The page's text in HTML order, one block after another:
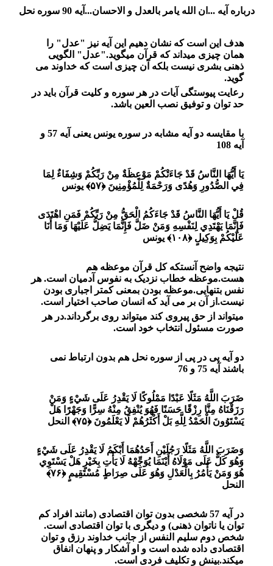
درباره آیه ...ان الله یامر بالعدل و الاحسان...آیه 90 سوره نحل
هدف این است که نشان دهیم این آیه نیز "عدل" را
همان چیزی میداند که قرآن میگوید."عدل" الگویی
ذهنی بشری نیست بلکه آن چیزی است که خداوند می
گوید.
رعایت پیوستگی آیات در هر سوره و کلیت قرآن باید در
حد توان و توفیق نصب العین باشد.
با مقایسه دو آیه مشابه در سوره یونس یعنی آیه 57 و
آیه 108
يَا أَيُّهَا النَّاسُ قَدْ جَاءَتْكُمْ مَوْعِظَةٌ مِنْ رَبِّكُمْ وَشِفَاءٌ لِمَا
فِي الصُّدُورِ وَهُدًى وَرَحْمَةٌ لِلْمُؤْمِنِينَ ﴿۵۷﴾ یونس
قُلْ يَا أَيُّهَا النَّاسُ قَدْ جَاءَكُمُ الْحَقُّ مِنْ رَبِّكُمْ فَمَنِ اهْتَدَى
فَإِنَّمَا يَهْتَدِي لِنَفْسِهِ وَمَنْ ضَلَّ فَإِنَّمَا يَضِلُّ عَلَيْهَا وَمَا أَنَا
عَلَيْكُمْ بِوَكِيلٍ ﴿۱۰۸﴾ یونس
نتیجه واضح آنستکه کل قرآن موعظه هم
هست.موعظه خطاب نزدیک به نفوس آدمیان است. هر
نفس بتنهایی.موعظه بودن بمعنی کمتر اجباری بودن
نیست.از آن بر می آید که انسان صاحب اختیار است.
میتواند از حق پیروی کند میتواند روی برگرداند.در هر
صورت مسئول انتخاب خود است.
دو آیه پی در پی از سوره نحل هم بدون ارتباط نمی
باشند آیه 75 و 76
ضَرَبَ اللَّهُ مَثَلًا عَبْدًا مَمْلُوكًا لَا يَقْدِرُ عَلَى شَيْءٍ وَمَنْ
رَزَقْنَاهُ مِنَّا رِزْقًا حَسَنًا فَهُوَ يُنْفِقُ مِنْهُ سِرًّا وَجَهْرًا هَلْ
يَسْتَوُونَ الْحَمْدُ لِلَّهِ بَلْ أَكْثَرُهُمْ لَا يَعْلَمُونَ ﴿۷۵﴾
النحل
وَضَرَبَ اللَّهُ مَثَلًا رَجُلَيْنِ أَحَدُهُمَا أَبْكَمُ لَا يَقْدِرُ عَلَى شَيْءٍ
وَهُوَ كَلٌّ عَلَى مَوْلَاهُ أَيْنَمَا يُوَجِّهْهُ لَا يَأْتِ بِخَيْرٍ هَلْ يَسْتَوِي
هُوَ وَمَنْ يَأْمُرُ بِالْعَدْلِ وَهُوَ عَلَى صِرَاطٍ مُسْتَقِيمٍ ﴿۷۶﴾
النحل
در آیه 57 شخصی بدون توان اقتصادی (مانند افراد کم
توان یا ناتوان ذهنی) و دیگری با توان اقتصادی است.
شخص دوم سلیم النفس از جانب خداوند رزق و توان
اقتصادی داده شده است و او آشکار و پنهان انفاق
میکند.بینش و تکلیف فردی است.